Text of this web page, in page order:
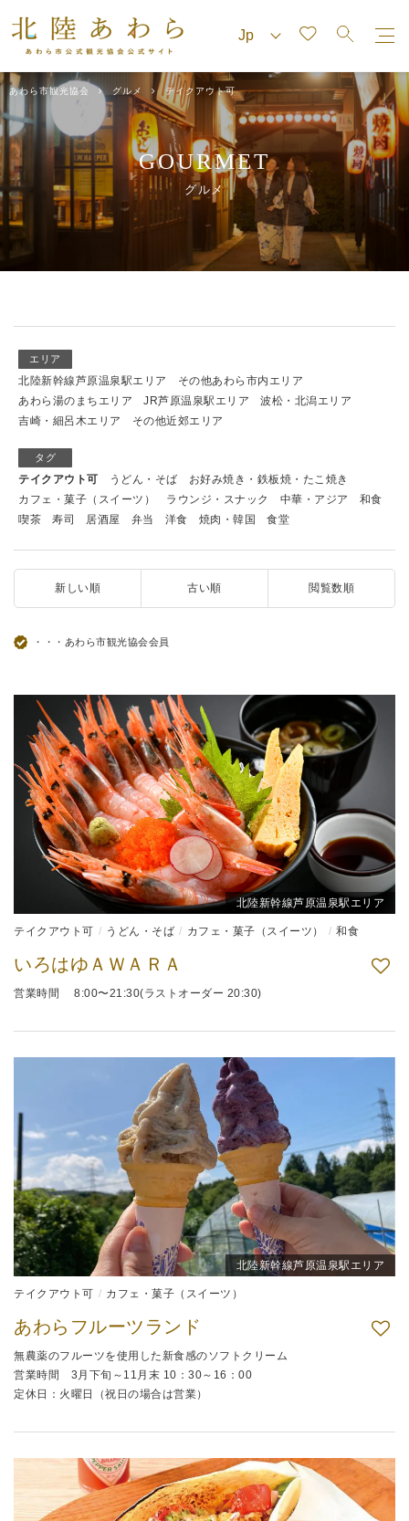
あわら市観光協会 グルメ テイクアウト可
GOURMET
グルメ
エリア
北陸新幹線芦原温泉駅エリア
その他あわら市内エリア
あわら湯のまちエリア
JR芦原温泉駅エリア
波松・北潟エリア
吉崎・細呂木エリア
その他近郊エリア
タグ
テイクアウト可 うどん・そば
お好み焼き・鉄板焼・たこ焼き
カフェ・菓子（スイーツ）
ラウンジ・スナック 中華・アジア
和食
喫茶
寿司 居酒屋 弁当 洋食 焼肉・韓国 食堂
新しい順 古い順 閲覧数順
・・・あわら市観光協会会員
北陸新幹線芦原温泉駅エリア
テイクアウト可 うどん・そば カフェ・菓子（スイーツ） 和食
いろはゆＡＷＡＲＡ
営業時間 8:00〜21:30(ラストオーダー 20:30)
北陸新幹線芦原温泉駅エリア
テイクアウト可 カフェ・菓子（スイーツ）
あわらフルーツランド
無農薬のフルーツを使用した新食感のソフトクリーム
営業時間 3月下旬～11月末 10：30～16：00
定休日：火曜日（祝日の場合は営業）